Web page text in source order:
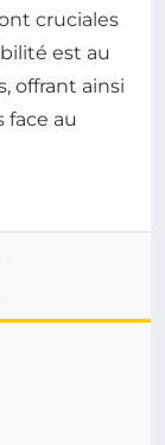
cruciales
est au
offrant ainsi
face au